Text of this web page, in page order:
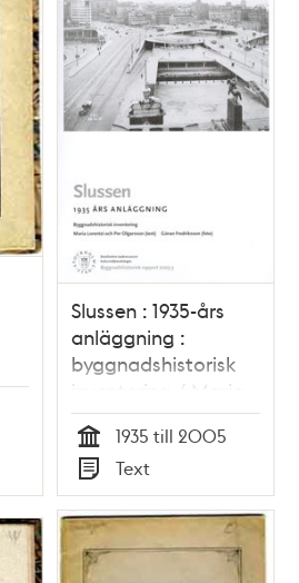
öfver denne
olycklige sjelfspilling.
(Med Porträtt).
af
Slussen : 1935-års
anläggning :
byggnadshistorisk
inventering / Maria
Lorentzi och Per
Olgarsson (text) ;
Göran Fredriksson
(foto)
Tid
1935 till 2005
Typ
Text